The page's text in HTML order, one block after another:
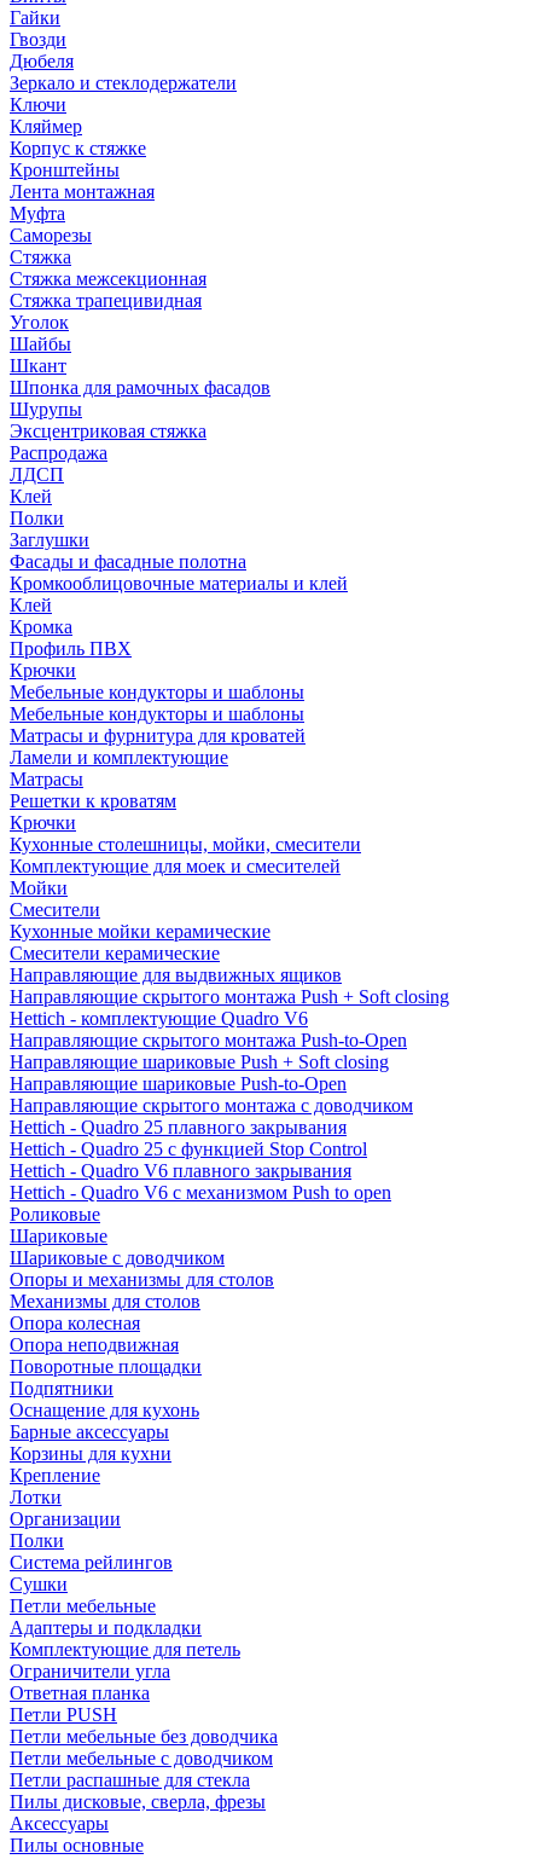
Гайки
Гвозди
Дюбеля
Зеркало и стеклодержатели
Ключи
Кляймер
Корпус к стяжке
Кронштейны
Лента монтажная
Муфта
Саморезы
Стяжка
Стяжка межсекционная
Стяжка трапецивидная
Уголок
Шайбы
Шкант
Шпонка для рамочных фасадов
Шурупы
Эксцентриковая стяжка
Распродажа
ЛДСП
Клей
Полки
Заглушки
Фасады и фасадные полотна
Кромкооблицовочные материалы и клей
Клей
Кромка
Профиль ПВХ
Крючки
Мебельные кондукторы и шаблоны
Мебельные кондукторы и шаблоны
Матрасы и фурнитура для кроватей
Ламели и комплектующие
Матрасы
Решетки к кроватям
Крючки
Кухонные столешницы, мойки, смесители
Комплектующие для моек и смесителей
Мойки
Смесители
Кухонные мойки керамические
Смесители керамические
Направляющие для выдвижных ящиков
Направляющие скрытого монтажа Push + Soft closing
Hettich - комплектующие Quadro V6
Направляющие скрытого монтажа Push-to-Open
Направляющие шариковые Push + Soft closing
Направляющие шариковые Push-to-Open
Направляющие скрытого монтажа с доводчиком
Hettich - Quadro 25 плавного закрывания
Hettich - Quadro 25 с функцией Stop Control
Hettich - Quadro V6 плавного закрывания
Hettich - Quadro V6 с механизмом Push to open
Роликовые
Шариковые
Шариковые с доводчиком
Опоры и механизмы для столов
Механизмы для столов
Опора колесная
Опора неподвижная
Поворотные площадки
Подпятники
Оснащение для кухонь
Барные аксессуары
Корзины для кухни
Крепление
Лотки
Организации
Полки
Система рейлингов
Сушки
Петли мебельные
Адаптеры и подкладки
Комплектующие для петель
Ограничители угла
Ответная планка
Петли PUSH
Петли мебельные без доводчика
Петли мебельные с доводчиком
Петли распашные для стекла
Пилы дисковые, сверла, фрезы
Аксессуары
Пилы основные